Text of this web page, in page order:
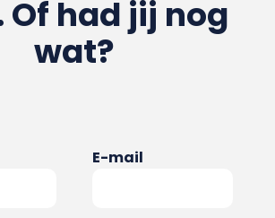
Of had jij nog
wat?
E-mail